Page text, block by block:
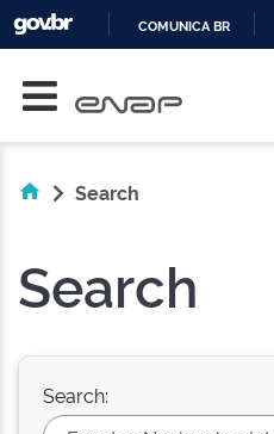
COMUNICA BR
Search
Search
Search: